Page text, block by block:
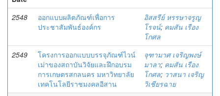
2548
ออกแบบผลิตภัณฑ์เพื่อการ
ประชาสัมพันธ์องค์กร
อิสสรีย์ หรรษาจรูญ
โรจน์; คมสัน เรือง
โกศล
2549
โครงการออกแบบบรรจุภัณฑ์ไวน์
เม่าของสถาบันวิจัยและฝึกอบรม
การเกษตรสกลนคร มหาวิทยาลัย
เทคโนโลยีราชมงคลอีสาน
จุฑามาศ เจริญพงษ์
มาลา; คมสัน เรือง
โกศล; วาสนา เจริญ
วิเชียรฉาย